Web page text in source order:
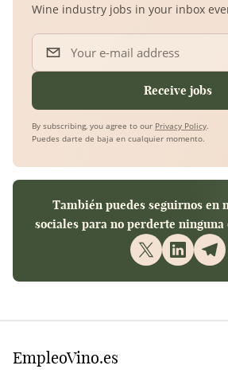
Wine industry jobs in your inbox
Your e-mail address
Receive jobs
By subscribing, you agree to our Privacy Policy.
Puedes darte de baja en cualquier momento.
También puedes seguirnos en
sociales para no perderte
EmpleoVino.es